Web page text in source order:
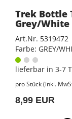
Trek Bottle
Grey/White
Art.Nr. 5319472
Farbe: GREY/
lieferbar in 3-7
pro Stück (inkl.
8,99 EUR